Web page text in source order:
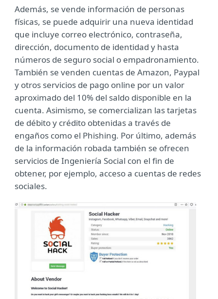
Además, se vende información de personas
físicas, se puede adquirir una nueva identidad
que incluye correo electrónico, contraseña,
dirección, documento de identidad y hasta
números de seguro social o empadronamiento.
También se venden cuentas de Amazon, Paypal
y otros servicios de pago online por un valor
aproximado del 10% del saldo disponible en la
cuenta. Asimismo, se comercializan las tarjetas
de débito y crédito obtenidas a través de
engaños como el Phishing. Por último, además
de la información robada también se ofrecen
servicios de Ingeniería Social con el fin de
obtener, por ejemplo, acceso a cuentas de redes
sociales.